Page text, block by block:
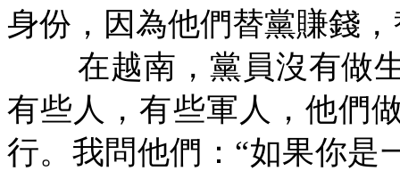
身份，因為他們替黨賺錢
在越南，黨員沒有做
有些人，有些軍人，他們
行。我問他們：“如果你是